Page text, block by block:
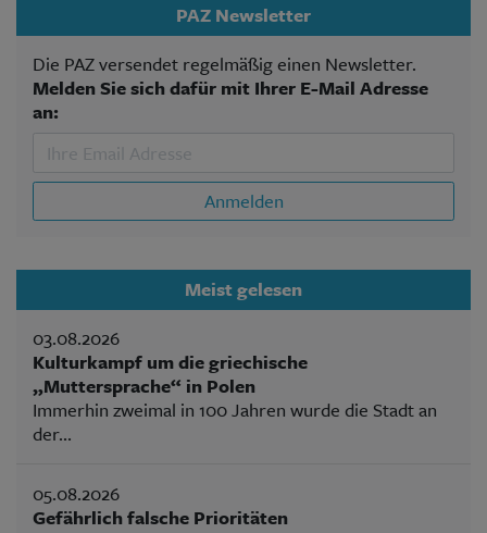
PAZ Newsletter
Die PAZ versendet regelmäßig einen Newsletter.
Melden Sie sich dafür mit Ihrer E-Mail Adresse
an:
Anmelden
Meist gelesen
03.08.2026
Kulturkampf um die griechische
„Muttersprache“ in Polen
Immerhin zweimal in 100 Jahren wurde die Stadt an
der...
05.08.2026
Gefährlich falsche Prioritäten